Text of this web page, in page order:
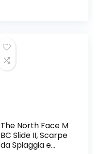
The North Face M
BC Slide II, Scarpe
da Spiaggia e